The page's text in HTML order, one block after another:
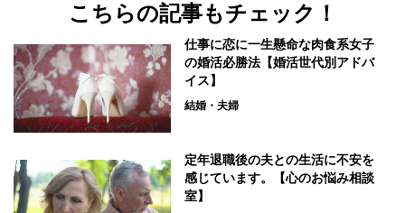
こちらの記事もチェック！
仕事に恋に一生懸命な肉食系女子
の婚活必勝法【婚活世代別アドバ
イス】
結婚・夫婦
定年退職後の夫との生活に不安を
感じています。【心のお悩み相談
室】